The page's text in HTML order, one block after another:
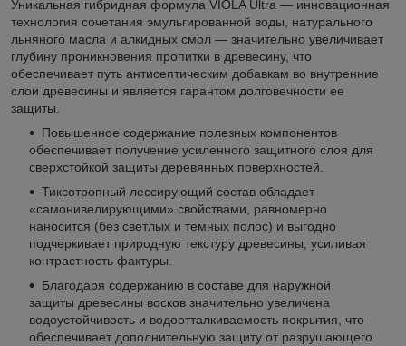
Уникальная гибридная формула VIOLA Ultra — инновационная
технология сочетания эмульгированной воды, натурального
льняного масла и алкидных смол — значительно увеличивает
глубину проникновения пропитки в древесину, что
обеспечивает путь антисептическим добавкам во внутренние
слои древесины и является гарантом долговечности ее
защиты.
Повышенное содержание полезных компонентов
обеспечивает получение усиленного защитного слоя для
сверхстойкой защиты деревянных поверхностей.
Тиксотропный лессирующий состав обладает
«самонивелирующими» свойствами, равномерно
наносится (без светлых и темных полос) и выгодно
подчеркивает природную текстуру древесины, усиливая
контрастность фактуры.
Благодаря содержанию в составе для наружной
защиты древесины восков значительно увеличена
водоустойчивость и водоотталкиваемость покрытия, что
обеспечивает дополнительную защиту от разрушающего